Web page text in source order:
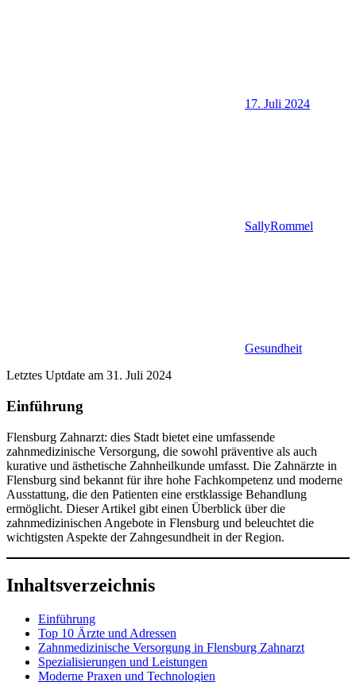
17. Juli 2024
SallyRommel
Gesundheit
Letztes Uptdate am 31. Juli 2024
Einführung
Flensburg Zahnarzt: dies Stadt bietet eine umfassende
zahnmedizinische Versorgung, die sowohl präventive als auch
kurative und ästhetische Zahnheilkunde umfasst. Die Zahnärzte in
Flensburg sind bekannt für ihre hohe Fachkompetenz und moderne
Ausstattung, die den Patienten eine erstklassige Behandlung
ermöglicht. Dieser Artikel gibt einen Überblick über die
zahnmedizinischen Angebote in Flensburg und beleuchtet die
wichtigsten Aspekte der Zahngesundheit in der Region.
Inhaltsverzeichnis
Einführung
Top 10 Ärzte und Adressen
Zahnmedizinische Versorgung in Flensburg Zahnarzt
Spezialisierungen und Leistungen
Moderne Praxen und Technologien